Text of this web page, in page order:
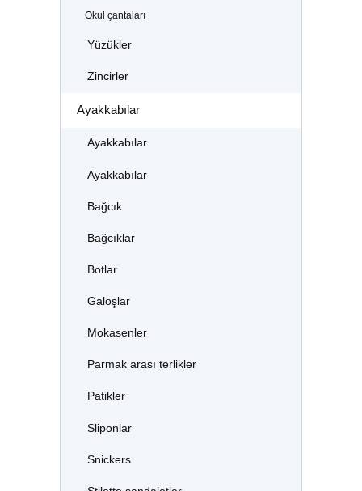
Okul çantaları
Yüzükler
Zincirler
Ayakkabılar
Ayakkabılar
Ayakkabılar
Bağcık
Bağcıklar
Botlar
Galoşlar
Mokasenler
Parmak arası terlikler
Patikler
Sliponlar
Snickers